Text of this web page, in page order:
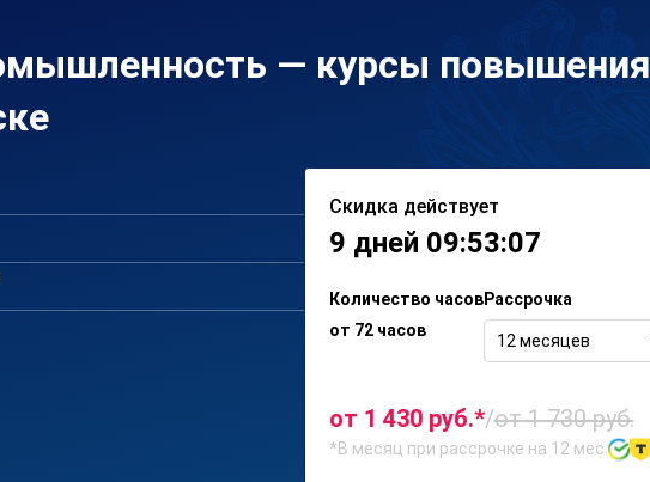
— курсы повышения
Скидка действует
9 дней 09:53:07
Количество часов
от 72 часов
Рассрочка
12 месяцев
от 1 430 руб.*/от 1 730 руб.
*В месяц при рассрочке на 12 мес.